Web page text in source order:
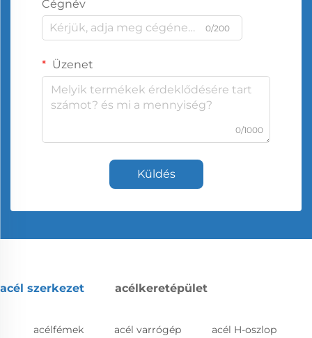
Cégnév
0/200
Üzenet
0/1000
Küldés
acél szerkezet acélkeretépület
acélfémek acél varrógép acél H-oszlop